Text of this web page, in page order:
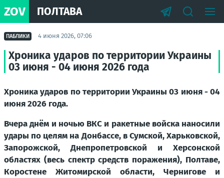
ZOV ПОЛТАВА
ПАБЛИКИ 4 июня 2026, 07:06
Хроника ударов по территории Украины
03 июня - 04 июня 2026 года
Хроника ударов по территории Украины 03 июня - 04
июня 2026 года.
Вчера днём и ночью ВКС и ракетные войска наносили
удары по целям на Донбассе, в Сумской, Харьковской,
Запорожской, Днепропетровской и Херсонской
областях (весь спектр средств поражения), Полтаве,
Коростене Житомирской области, Чернигове и